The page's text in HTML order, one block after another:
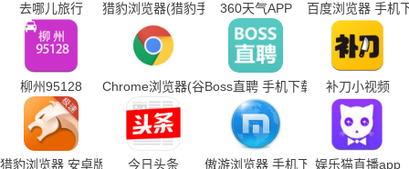
去哪儿旅行 猎豹浏览器(猎豹手机浏览器下载)
360天气APP 百度浏览器 手机
柳州95128 Chrome浏览器(谷歌浏览器手机下载)
Boss直聘 手机下载 补刀小视频
猎豹浏览器 安卓版 今日头条 傲游浏览器 手机下载娱乐猫直播app